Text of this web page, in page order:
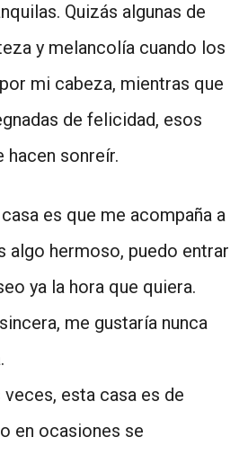
Quizás algunas de
y melancolía cuando los
mi cabeza, mientras que
de felicidad, esos
sonreír.
es que me acompaña a
algo hermoso, puedo entrar
ya la hora que quiera.
me gustaría nunca
esta casa es de
en ocasiones se